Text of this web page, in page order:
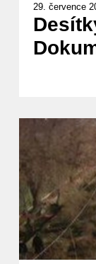
29. července